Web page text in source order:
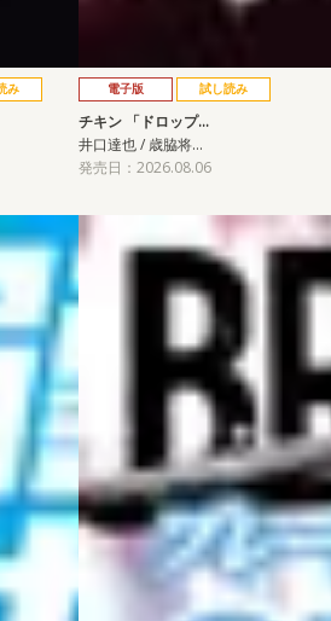
み 電子版 試し読み
チキン 「ドロップ…
井口達也 / 歳脇将…
発売日：2026.08.06